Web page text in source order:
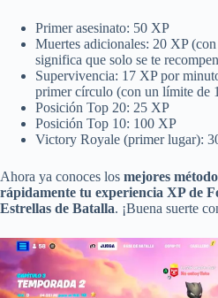
Primer asesinato: 50 XP
Muertes adicionales: 20 XP
significa que solo se te
Supervivencia: 17 XP por
primer círculo (con un límite de
Posición Top 20: 25 XP
Posición Top 10: 100 XP
Victory Royale (primer lugar):
Ahora ya conoces los mejores
rápidamente tu experiencia XP de
Estrellas de Batalla. ¡Buena suerte